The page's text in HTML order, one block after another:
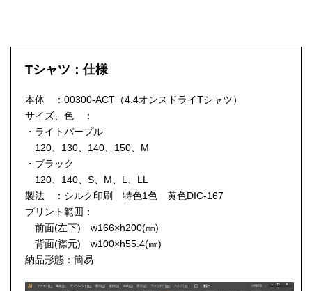
Tシャツ：仕様
本体 ：00300-ACT（4.4オンスドライTシャツ）
サイズ、色 ：
・ライトパープル
120、130、140、150、M
・ブラック
120、140、S、M、L、LL
製法 ：シルク印刷 特色1色 黄色DIC-167
プリント範囲：
前面(左下) w166×h200(㎜)
背面(襟元) w100×h55.4(㎜)
納品形態：簡易